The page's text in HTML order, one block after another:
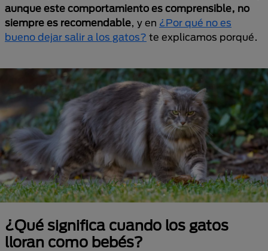
aunque este comportamiento es comprensible, no
siempre es recomendable, y en ¿Por qué no es
bueno dejar salir a los gatos? te explicamos porqué.
¿Qué significa cuando los gatos
lloran como bebés?